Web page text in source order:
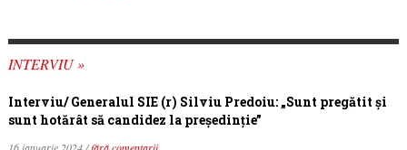
INTERVIU »
Interviu/ Generalul SIE (r) Silviu Predoiu: „Sunt pregătit și
sunt hotărât să candidez la președinție”